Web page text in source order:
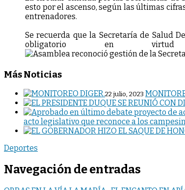
esto por el ascenso, según las últimas
entrenadores.
Se recuerda que la Secretaría de Salud
obligatorio en
Más Noticias
22 julio, 2023
acto legislativo que reconoce a los
Deportes
Navegación de entradas